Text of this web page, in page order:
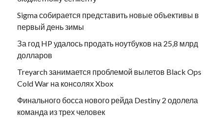
Sigma собирается представить новые объективы в
первый день зимы
За год HP удалось продать ноутбуков на 25,8 млрд
долларов
Treyarch занимается проблемой вылетов Black Ops
Cold War на консолях Xbox
Финального босса нового рейда Destiny 2 одолела
команда из трех человек